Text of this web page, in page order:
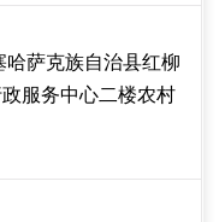
萨克族自治县红柳
服务中心二楼农村